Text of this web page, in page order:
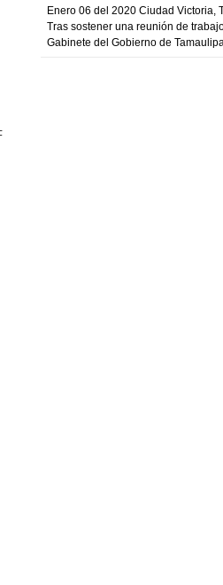
Enero 06 del 2020 Ciudad Victoria,
Tras sostener una reunión de
Gabinete del Gobierno de